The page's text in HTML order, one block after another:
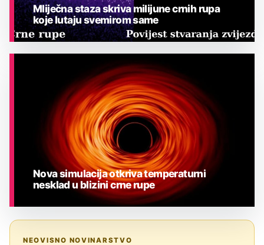
Mliječna staza skriva milijune crnih rupa
koje lutaju svemirom same
Nova simulacija otkriva temperaturni
nesklad u blizini crne rupe
NEOVISNO NOVINARSTVO